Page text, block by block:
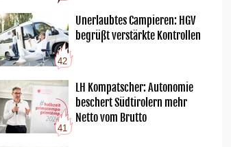
42
Unerlaubtes Campieren: HGV
begrüßt verstärkte Kontrollen
41
LH Kompatscher: Autonomie
beschert Südtirolern mehr
Netto vom Brutto